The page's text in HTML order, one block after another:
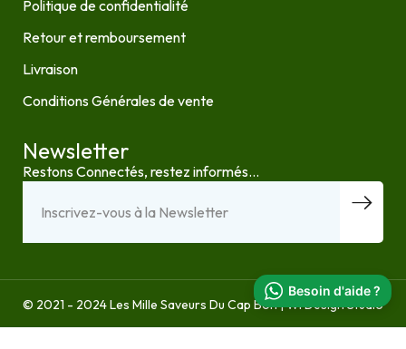
Politique de confidentialité
Retour et remboursement
Livraison
Conditions Générales de vente
Newsletter
Restons Connectés, restez informés...
© 2021 - 2024 Les Mille Saveurs Du Cap Bon | Wi Design Studio
Besoin d'aide ?